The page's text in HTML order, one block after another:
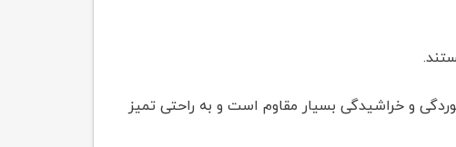
و خراشیدگی بسیار مقاوم است و به راحتی تمیز